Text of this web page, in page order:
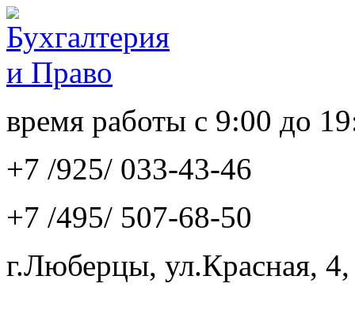
время работы с 9:00 до
+7 /925/ 033-43-46
+7 /495/ 507-68-50
г.Люберцы, ул.Красная,